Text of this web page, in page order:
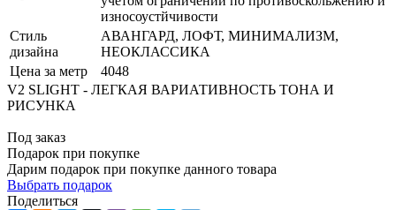
износоустйчивости
Стиль
дизайна
АВАНГАРД, ЛОФТ, МИНИМАЛИЗМ,
НЕОКЛАССИКА
Цена за метр
4048
V2 SLIGHT - ЛЕГКАЯ ВАРИАТИВНОСТЬ ТОНА И
РИСУНКА
Под заказ
Подарок при покупке
Дарим подарок при покупке данного товара
Выбрать подарок
Поделиться